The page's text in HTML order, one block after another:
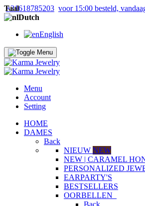
+31618785203 voor 15:00 besteld,
Taal
Dutch
English
Menu
Account
Setting
HOME
DAMES
Back
NIEUW NEW
NEW | CARAMEL
PERSONALIZED
EARPARTY'S
BESTSELLERS
OORBELLEN
Back